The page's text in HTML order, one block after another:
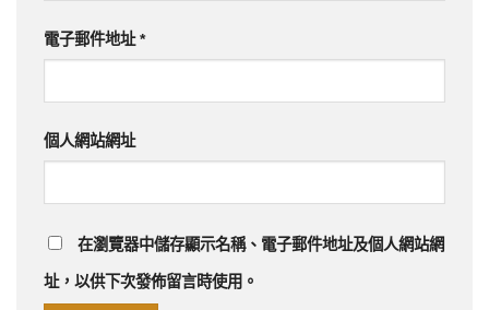
電子郵件地址*
個人網站網址
在瀏覽器中儲存顯示名稱、電子郵件地址及個人網站網
址，以供下次發佈留言時使用。